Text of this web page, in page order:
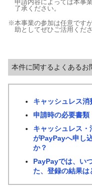
申請内容によっては本事
了承ください。
※本事業の参加は任意です
助としてぜひご活用くださ
本件に関するよくあるお
キャッシュレス
申請時の必要書類
キャッシュレス
がPayPayへ申し
か？
PayPayでは、い
た、登録の結果は